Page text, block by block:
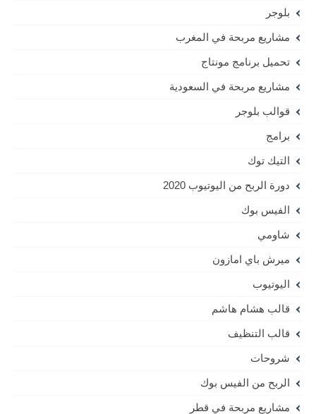
بلوجر
مشاريع مربحة في المغرب
تحميل برنامج مونتاج
مشاريع مربحة في السعودية
قوالب بلوجر
برامج
التيك توك
دورة الربح من اليوتيوب 2020
الفيس بوك
شاومي
ميرش باي امازون
اليوتيوب
قالب هشام هاشم
قالب التنظيف
شروحات
الربح من الفيس بوك
مشاريع مربحة في قطر